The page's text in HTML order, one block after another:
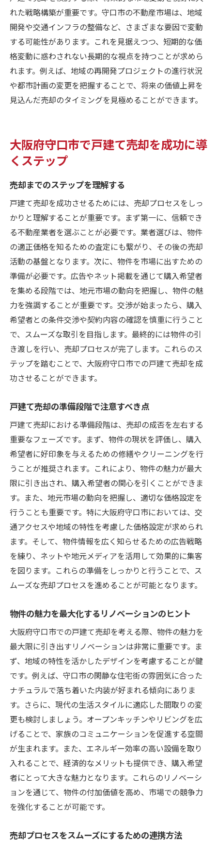
れた戦略構築が重要です。守口市の不動産市場は、地域
開発や交通インフラの整備など、さまざまな要因で変動
する可能性があります。これを見据えつつ、短期的な価
格変動に惑わされない長期的な視点を持つことが求めら
れます。例えば、地域の再開発プロジェクトの進行状況
や都市計画の変更を把握することで、将来の価値上昇を
見込んだ売却のタイミングを見極めることができます。
大阪府守口市で戸建て売却を成功に導
くステップ
売却までのステップを理解する
戸建て売却を成功させるためには、売却プロセスをしっ
かりと理解することが重要です。まず第一に、信頼でき
る不動産業者を選ぶことが必要です。業者選びは、物件
の適正価格を知るための査定にも繋がり、その後の売却
活動の基盤となります。次に、物件を市場に出すための
準備が必要です。広告やネット掲載を通じて購入希望者
を集める段階では、地元市場の動向を把握し、物件の魅
力を強調することが重要です。交渉が始まったら、購入
希望者との条件交渉や契約内容の確認を慎重に行うこと
で、スムーズな取引を目指します。最終的には物件の引
き渡しを行い、売却プロセスが完了します。これらのス
テップを踏むことで、大阪府守口市での戸建て売却を成
功させることができます。
戸建て売却の準備段階で注意すべき点
戸建て売却における準備段階は、売却の成否を左右する
重要なフェーズです。まず、物件の現状を評価し、購入
希望者に好印象を与えるための修繕やクリーニングを行
うことが推奨されます。これにより、物件の魅力が最大
限に引き出され、購入希望者の関心を引くことができま
す。また、地元市場の動向を把握し、適切な価格設定を
行うことも重要です。特に大阪府守口市においては、交
通アクセスや地域の特性を考慮した価格設定が求められ
ます。そして、物件情報を広く知らせるための広告戦略
を練り、ネットや地元メディアを活用して効果的に集客
を図ります。これらの準備をしっかりと行うことで、ス
ムーズな売却プロセスを進めることが可能となります。
物件の魅力を最大化するリノベーションのヒント
大阪府守口市での戸建て売却を考える際、物件の魅力を
最大限に引き出すリノベーションは非常に重要です。ま
ず、地域の特性を活かしたデザインを考慮することが鍵
です。例えば、守口市の閑静な住宅街の雰囲気に合った
ナチュラルで落ち着いた内装が好まれる傾向にありま
す。さらに、現代の生活スタイルに適応した間取りの変
更も検討しましょう。オープンキッチンやリビングを広
げることで、家族のコミュニケーションを促進する空間
が生まれます。また、エネルギー効率の高い設備を取り
入れることで、経済的なメリットも提供でき、購入希望
者にとって大きな魅力となります。これらのリノベーシ
ョンを通じて、物件の付加価値を高め、市場での競争力
を強化することが可能です。
売却プロセスをスムーズにするための連携方法